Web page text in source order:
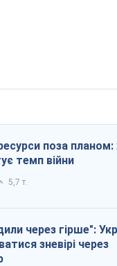
поза планом:
темп війни
5,7 т.
через гірше":
зневірі через